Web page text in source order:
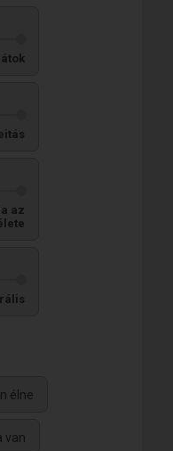
az
élne
van